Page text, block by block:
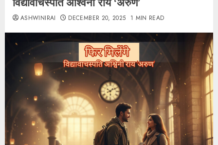
ASHWINIRAI DECEMBER 20, 2025 1 MIN READ